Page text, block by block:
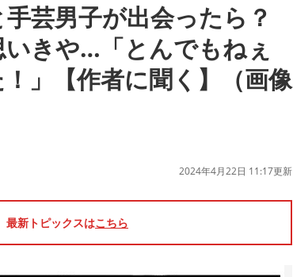
芸男子が出会ったら？
きや…「とんでもねぇ
」【作者に聞く】（画像
2024年4月22日 11:17更新
最新トピックスはこちら